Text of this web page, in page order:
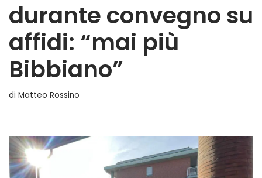
durante convegno su
affidi: “mai più
Bibbiano”
di Matteo Rossino